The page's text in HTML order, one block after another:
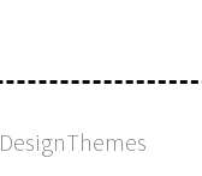
DesignThemes